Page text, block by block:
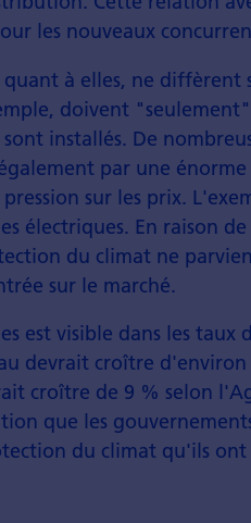
les nouveaux
à elles, ne diffèrent
doivent
installés. De
par une énorme
sur les prix.
électriques. En raison
du climat ne
sur le marché.
est visible dans les taux
devrait croître
croître de 9 % selon
que les
du climat qu'ils ont